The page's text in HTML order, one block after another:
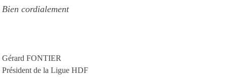
Bien cordialement
Gérard FONTIER
Président de la Ligue HDF